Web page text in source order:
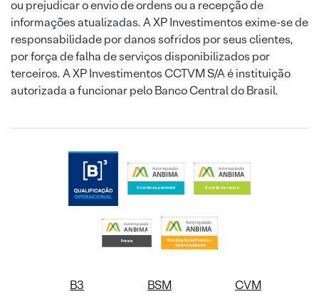
ou prejudicar o envio de ordens ou a recepção de
informações atualizadas. A XP Investimentos exime-se de
responsabilidade por danos sofridos por seus clientes,
por força de falha de serviços disponibilizados por
terceiros. A XP Investimentos CCTVM S/A é instituição
autorizada a funcionar pelo Banco Central do Brasil.
B3 BSM
CVM